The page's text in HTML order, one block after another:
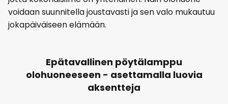
voidaan suunnitella joustavasti ja sen valo mukautuu
jokapäiväiseen elämään.
Epätavallinen pöytälamppu
olohuoneeseen - asettamalla luovia
aksentteja